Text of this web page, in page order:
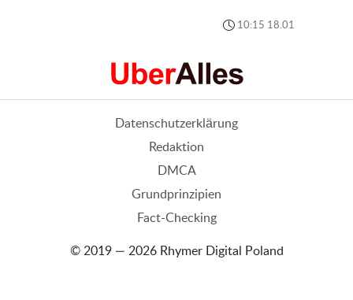
10:15 18.01
Datenschutzerklärung
Redaktion
DMCA
Grundprinzipien
Fact-Checking
© 2019 — 2026 Rhymer Digital Poland